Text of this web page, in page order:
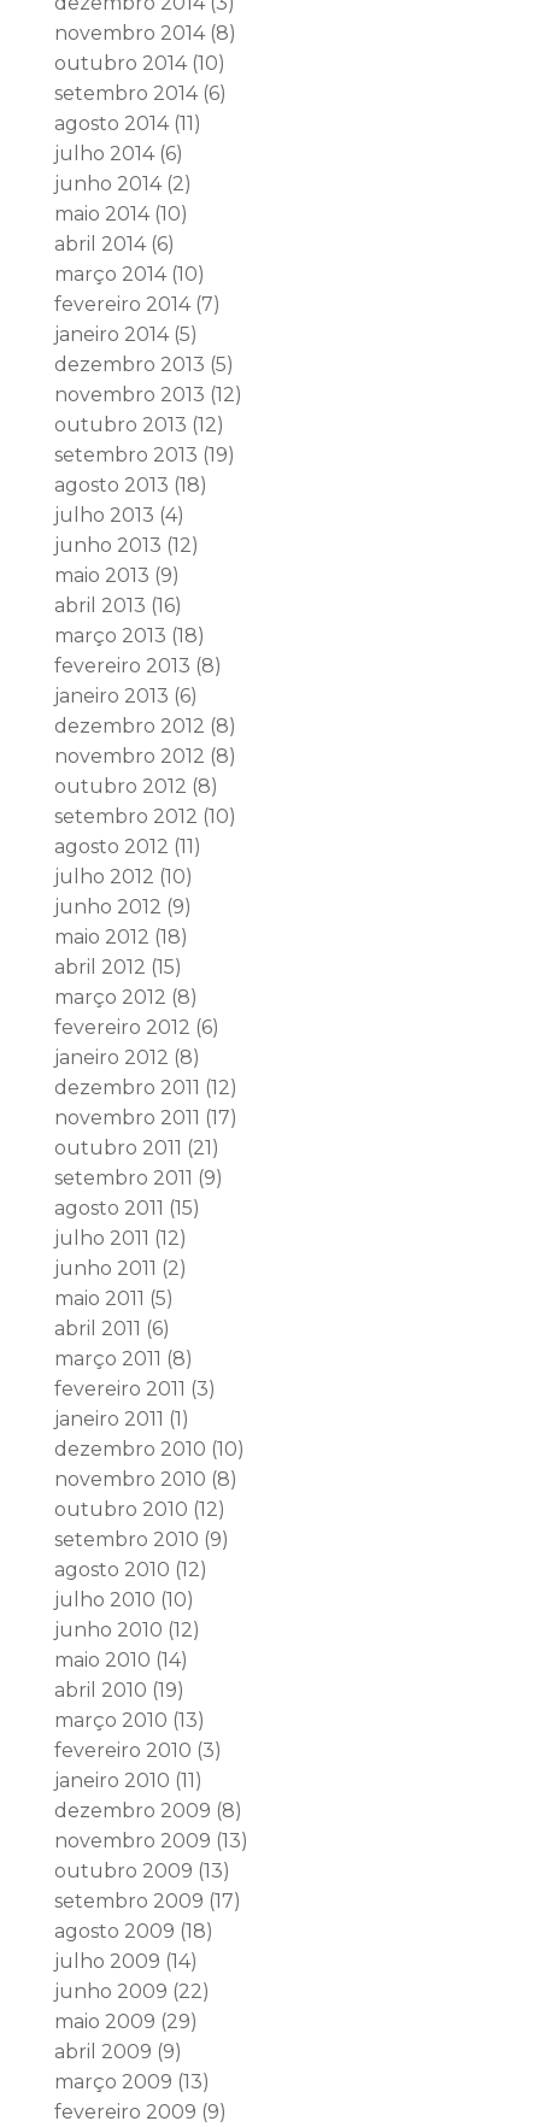
novembro 2014(8)
outubro 2014(10)
setembro 2014(6)
agosto 2014(11)
julho 2014(6)
junho 2014(2)
maio 2014(10)
abril 2014(6)
março 2014(10)
fevereiro 2014(7)
janeiro 2014(5)
dezembro 2013 (5)
novembro 2013 (12)
outubro 2013 (12)
setembro 2013 (19)
agosto 2013 (18)
julho 2013 (4)
junho 2013 (12)
maio 2013 (9)
abril 2013 (16)
março 2013 (18)
fevereiro 2013 (8)
janeiro 2013 (6)
dezembro 2012 (8)
novembro 2012 (8)
outubro 2012 (8)
setembro 2012 (10)
agosto 2012 (11)
julho 2012 (10)
junho 2012 (9)
maio 2012 (18)
abril 2012 (15)
março 2012 (8)
fevereiro 2012 (6)
janeiro 2012 (8)
dezembro 2011 (12)
novembro 2011 (17)
outubro 2011 (21)
setembro 2011 (9)
agosto 2011 (15)
julho 2011 (12)
junho 2011 (2)
maio 2011 (5)
abril 2011 (6)
março 2011 (8)
fevereiro 2011 (3)
janeiro 2011 (1)
dezembro 2010 (10)
novembro 2010 (8)
outubro 2010 (12)
setembro 2010 (9)
agosto 2010 (12)
julho 2010 (10)
junho 2010 (12)
maio 2010 (14)
abril 2010 (19)
março 2010 (13)
fevereiro 2010 (3)
janeiro 2010 (11)
dezembro 2009 (8)
novembro 2009 (13)
outubro 2009 (13)
setembro 2009 (17)
agosto 2009 (18)
julho 2009 (14)
junho 2009 (22)
maio 2009 (29)
abril 2009 (9)
março 2009 (13)
fevereiro 2009 (9)